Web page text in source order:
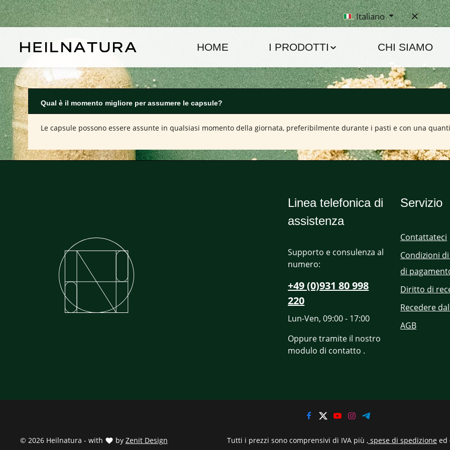
al contenuto principale
Passa alla navigazione principale Italiano
HOME I PRODOTTI CHI SIAMO
Qual è il momento migliore per assumere le capsule?
Le capsule possono essere assunte in qualsiasi momento della giornata, preferibilmente durante i pasti e con una
Linea telefonica di
assistenza
Supporto e consulenza al
numero:
+49 (0)931 80 998
220
Lun-Ven, 09:00 - 17:00
Oppure tramite il nostro
modulo di contatto .
Servizio
Contattateci
Condizioni
di
Diritto di
Recedere
AGB
© 2026 Heilnatura - with by Zenit Design Tutti i prezzi sono comprensivi di IVA più , spese di spedizione ed